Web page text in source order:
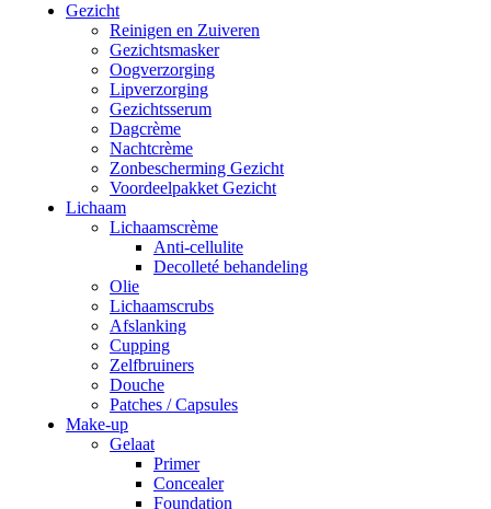
Gezicht
Reinigen en Zuiveren
Gezichtsmasker
Oogverzorging
Lipverzorging
Gezichtsserum
Dagcrème
Nachtcrème
Zonbescherming Gezicht
Voordeelpakket Gezicht
Lichaam
Lichaamscrème
Anti-cellulite
Decolleté behandeling
Olie
Lichaamscrubs
Afslanking
Cupping
Zelfbruiners
Douche
Patches / Capsules
Make-up
Gelaat
Primer
Concealer
Foundation